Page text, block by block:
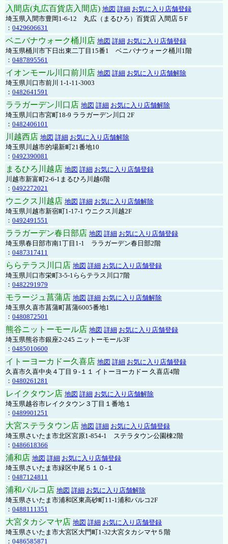
入間店(丸広百貨店入間店) 地図 詳細 お気に入り店舗登録
埼玉県入間市豊岡1-6-12 丸広（まるひろ）百貨店 入間店５F
： 0429606631
ベニバナウォーク桶川店 地図 詳細 お気に入り店舗登録
埼玉県桶川市下日出東二丁目15番1 ベニバナウォーク桶川1階
： 0487895561
イオンモール川口前川店 地図 詳細 お気に入り店舗解除
埼玉県川口市前川 1-1-11-3003
： 0482641591
ララガーデン川口店 地図 詳細 お気に入り店舗解除
埼玉県川口市宮町18-9 ララガーデン川口 2F
： 0482406101
川越西店 地図 詳細 お気に入り店舗解除
埼玉県川越市的場新町21番地10
： 0492390081
まるひろ川越店 地図 詳細 お気に入り店舗登録
川越市新富町2-6-1まるひろ川越6階
： 0492272021
ウニクス川越店 地図 詳細 お気に入り店舗解除
埼玉県川越市新宿町1-17-1 ウニクス川越2F
： 0492491551
ララガーデン春日部店 地図 詳細 お気に入り店舗登録
埼玉県春日部市南1丁目1-1 ララガーデン春日部2階
： 0487317411
ららテラス川口店 地図 詳細 お気に入り店舗登録
埼玉県川口市栄町3-5-1ららテラス川口7階
： 0482291979
モラージュ菖蒲店 地図 詳細 お気に入り店舗解除
埼玉県久喜市菖蒲町菖蒲6005番地1
： 0480872501
熊谷ニットーモール店 地図 詳細 お気に入り店舗登録
埼玉県熊谷市銀座2-245 ニットーモール3F
： 0485010600
イトーヨーカドー久喜店 地図 詳細 お気に入り店舗登録
久喜市久喜中央４丁目９-１１ イトーヨーカドー 久喜店4階
： 0480261281
レイクタウン店 地図 詳細 お気に入り店舗解除
埼玉県越谷市レイクタウン３丁目１番地１
： 0489901251
大宮ステラタウン店 地図 詳細 お気に入り店舗登録
埼玉県さいたま市北区宮原1-854-1 ステラタウン公園棟2階
： 0486618366
浦和店 地図 詳細 お気に入り店舗登録
埼玉県さいたま市緑区中尾５１０-１
： 0487124811
浦和パルコ店 地図 詳細 お気に入り店舗解除
埼玉県さいたま市浦和区東高砂町11-1浦和パルコ2F
： 0488111351
大宮タカシマヤ店 地図 詳細 お気に入り店舗登録
埼玉県さいたま市大宮区大門町1-32大宮タカシマヤ５階
： 0486585871